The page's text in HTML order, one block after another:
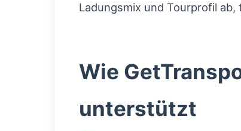
Ladungsmix und Tourprofil
Wie
unterstützt